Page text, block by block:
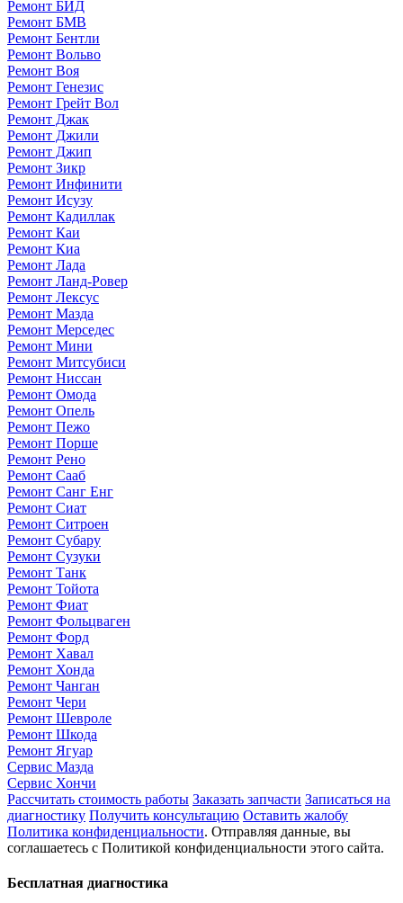
Ремонт БИД
Ремонт БМВ
Ремонт Бентли
Ремонт Вольво
Ремонт Воя
Ремонт Генезис
Ремонт Грейт Вол
Ремонт Джак
Ремонт Джили
Ремонт Джип
Ремонт Зикр
Ремонт Инфинити
Ремонт Исузу
Ремонт Кадиллак
Ремонт Каи
Ремонт Киа
Ремонт Лада
Ремонт Ланд-Ровер
Ремонт Лексус
Ремонт Мазда
Ремонт Мерседес
Ремонт Мини
Ремонт Митсубиси
Ремонт Ниссан
Ремонт Омода
Ремонт Опель
Ремонт Пежо
Ремонт Порше
Ремонт Рено
Ремонт Сааб
Ремонт Санг Енг
Ремонт Сиат
Ремонт Ситроен
Ремонт Субару
Ремонт Сузуки
Ремонт Танк
Ремонт Тойота
Ремонт Фиат
Ремонт Фольцваген
Ремонт Форд
Ремонт Хавал
Ремонт Хонда
Ремонт Чанган
Ремонт Чери
Ремонт Шевроле
Ремонт Шкода
Ремонт Ягуар
Сервис Мазда
Сервис Хончи
Рассчитать стоимость работы Заказать запчасти Записаться на
диагностику Получить консультацию Оставить жалобу
Политика конфиденциальности. Отправляя данные, вы
соглашаетесь с Политикой конфиденциальности этого сайта.
Бесплатная диагностика